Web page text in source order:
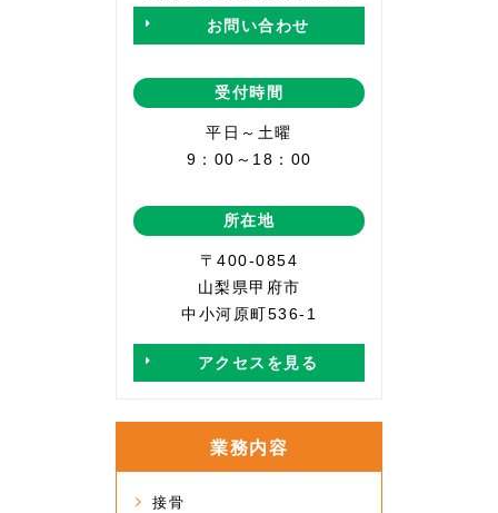
お問い合わせ
受付時間
平日～土曜
9：00～18：00
所在地
〒400-0854
山梨県甲府市
中小河原町536-1
アクセスを見る
業務内容
接骨